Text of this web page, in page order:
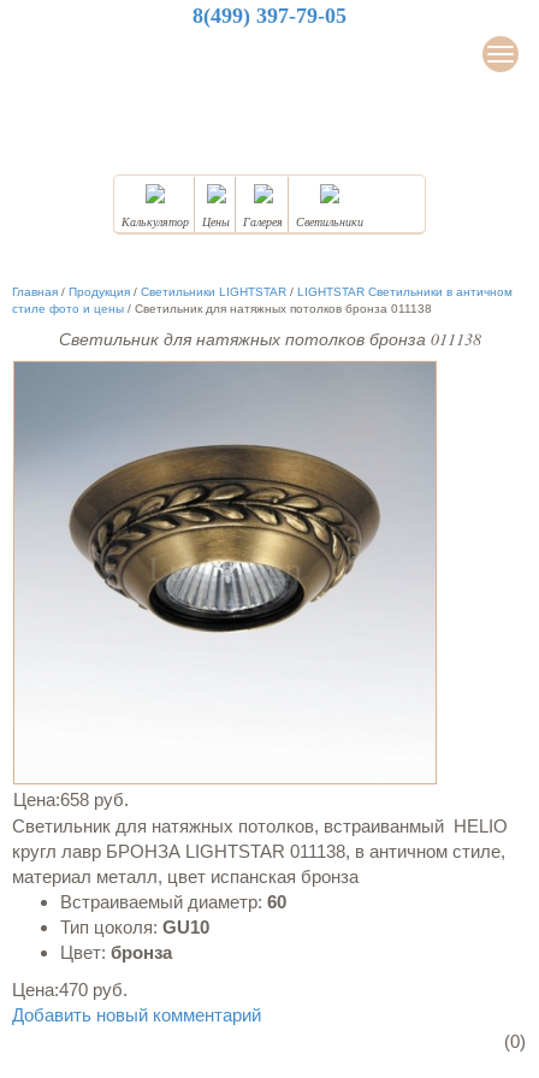
8(499) 397-79-05
Калькулятор Цены Галерея Светильники
Главная / Продукция / Светильники LIGHTSTAR / LIGHTSTAR Светильники в античном
стиле фото и цены / Светильник для натяжных потолков бронза 011138
Светильник для натяжных потолков бронза 011138
Цена:658 руб.
Светильник для натяжных потолков, встраиванмый HELIO
кругл лавр БРОНЗА LIGHTSTAR 011138, в античном стиле,
материал металл, цвет испанская бронза
Встраиваемый диаметр: 60
Тип цоколя: GU10
Цвет: бронза
Цена:470 руб.
Добавить новый комментарий
(0)